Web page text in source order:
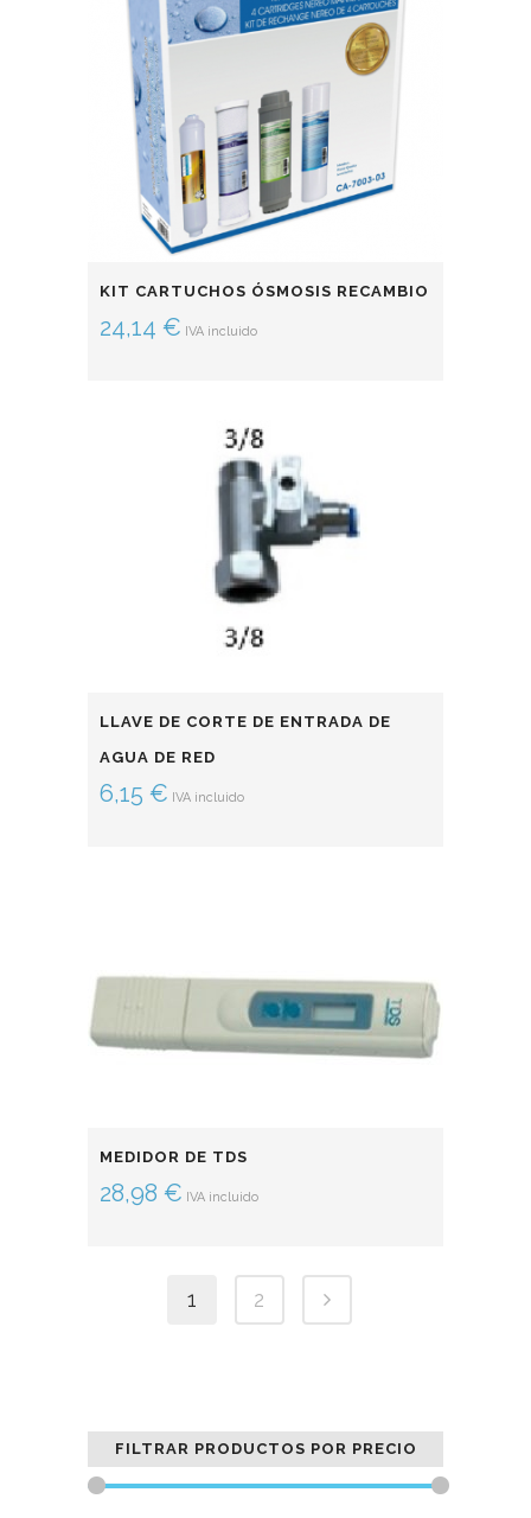
KIT CARTUCHOS ÓSMOSIS RECAMBIO
24,14 € IVA incluido
LLAVE DE CORTE DE ENTRADA DE
AGUA DE RED
6,15 € IVA incluido
MEDIDOR DE TDS
28,98 € IVA incluido
1 2
FILTRAR PRODUCTOS POR PRECIO